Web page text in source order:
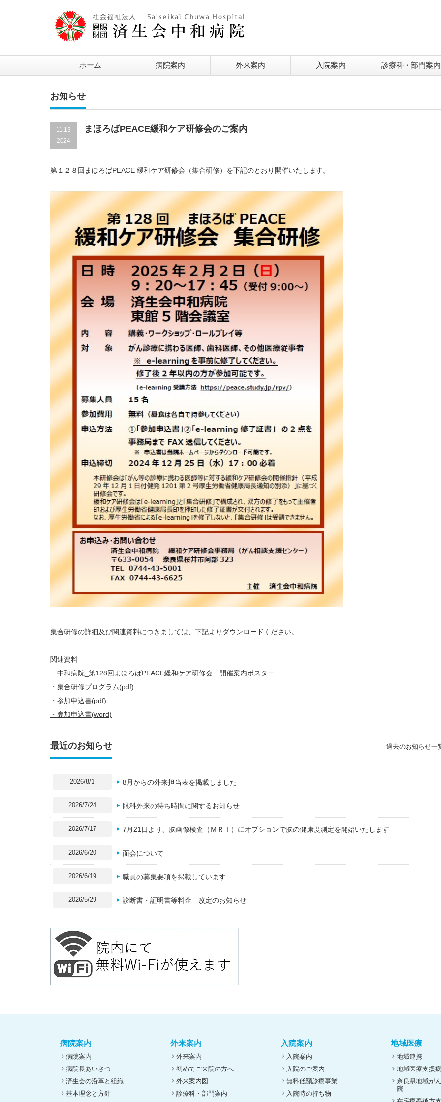
ホーム 病院案内 外来案内 入院案内 診療科・部門案内
お知らせ
11.13
2024
まほろばPEACE緩和ケア研修会のご案内
第１２８回まほろばPEACE 緩和ケア研修会（集合研修）を下記のとおり開催いたします。
集合研修の詳細及び関連資料につきましては、下記よりダウンロードください。
関連資料
・中和病院_第128回まほろばPEACE緩和ケア研修会 開催案内ポスター
・集合研修プログラム(pdf)
・参加申込書(pdf)
・参加申込書(word)
最近のお知らせ
2026/8/1 8月からの外来担当表を掲載しました
2026/7/24 眼科外来の待ち時間に関するお知らせ
2026/7/17 7月21日より、脳画像検査（ＭＲＩ）にオプションで脳の健康度測定を開始いたします
2026/6/20 面会について
2026/6/19 職員の募集要項を掲載しています
2026/5/29 診断書・証明書等料金 改定のお知らせ
過去のお知らせ一
病院案内
病院案内
病院長あいさつ
済生会の沿革と組織
基本理念と方針
外来案内
外来案内
初めてご来院の方へ
外来案内図
診療科・部門案内
入院案内
入院案内
入院のご案内
無料低額診療事業
入院時の持ち物
地域医療
地域連携
地域医療支援
奈良県地域が
院